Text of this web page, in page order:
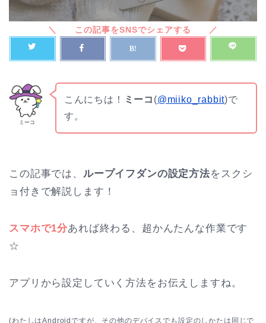
ミーコ
こんにちは！ ミーコ (@miiko_rabbit)で
す。
この記事では、 ループイフダンの設定方法をスクシ
ョ付きで解説します！
スマホで1分あれば終わる、超かんたんな作業です
☆
アプリから設定していく方法をお伝えしますね。
(わたしはAndroidですが、その他のデバイスでも設定のしかたは同じで